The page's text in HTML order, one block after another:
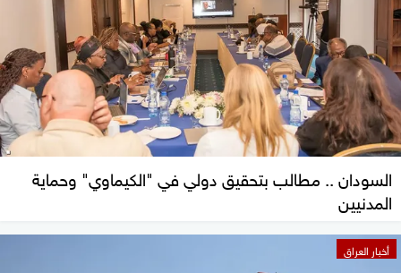
السودان .. مطالب بتحقيق دولي في "الكيماوي" وحماية
المدنيين
أخبار العراق